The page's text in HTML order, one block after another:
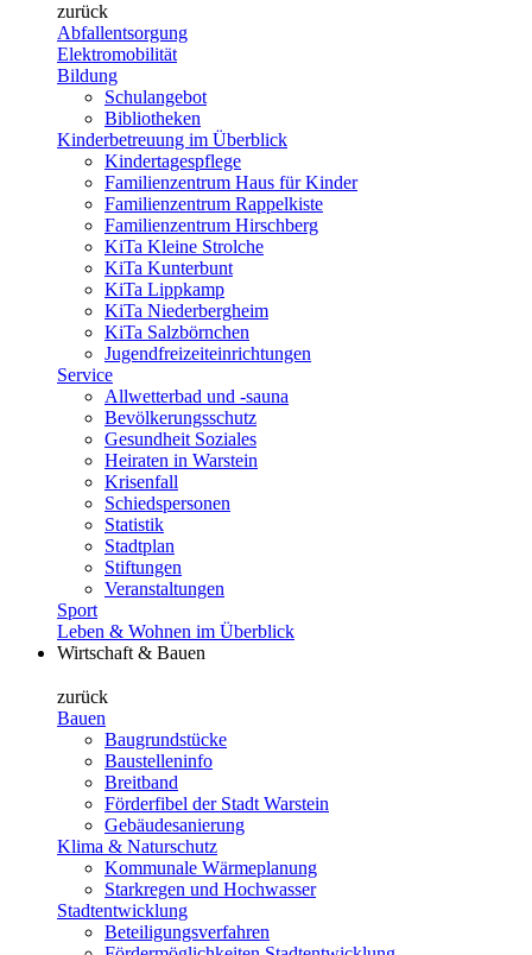
zurück
Abfallentsorgung
Elektromobilität
Bildung
Schulangebot
Bibliotheken
Kinderbetreuung im Überblick
Kindertagespflege
Familienzentrum Haus für Kinder
Familienzentrum Rappelkiste
Familienzentrum Hirschberg
KiTa Kleine Strolche
KiTa Kunterbunt
KiTa Lippkamp
KiTa Niederbergheim
KiTa Salzbörnchen
Jugendfreizeiteinrichtungen
Service
Allwetterbad und -sauna
Bevölkerungsschutz
Gesundheit Soziales
Heiraten in Warstein
Krisenfall
Schiedspersonen
Statistik
Stadtplan
Stiftungen
Veranstaltungen
Sport
Leben & Wohnen im Überblick
Wirtschaft & Bauen
zurück
Bauen
Baugrundstücke
Baustelleninfo
Breitband
Förderfibel der Stadt Warstein
Gebäudesanierung
Klima & Naturschutz
Kommunale Wärmeplanung
Starkregen und Hochwasser
Stadtentwicklung
Beteiligungsverfahren